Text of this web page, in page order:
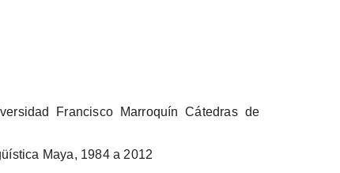
Francisco Marroquín Cátedras de
Maya, 1984 a 2012